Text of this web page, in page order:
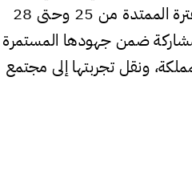
بانكوك بمملكة تايلاند، في الفترة الممتدة من 25 وحتى 28
المشاركة ضمن جهودها المستمرة
ونقل تجربتها إلى مجتمع